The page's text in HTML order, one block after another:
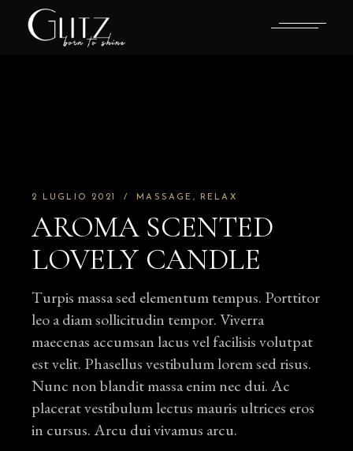
2 LUGLIO 2021 MASSAGE RELAX
AROMA SCENTED
LOVELY CANDLE
Turpis massa sed elementum tempus. Porttitor
leo a diam sollicitudin tempor. Viverra
maecenas accumsan lacus vel facilisis volutpat
est velit. Phasellus vestibulum lorem sed risus.
Nunc non blandit massa enim nec dui. Ac
placerat vestibulum lectus mauris ultrices eros
in cursus. Arcu dui vivamus arcu.